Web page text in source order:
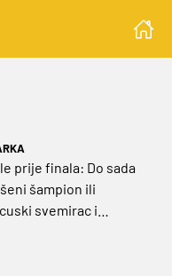
prije finala: Do sada
šampion ili
svemirac i